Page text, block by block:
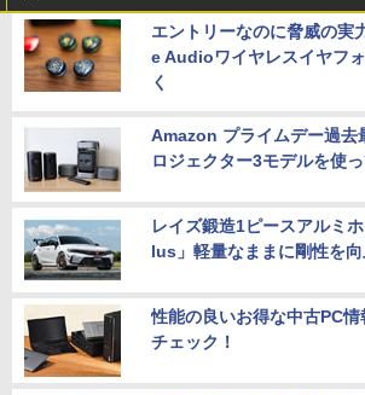
エントリーなのに脅威の
e Audioワイヤレスイヤフ
く
Amazon プライムデー過
ロジェクター3モデルを使
レイズ鍛造1ピースアルミ
lus」軽量なままに剛性を向
性能の良いお得な中古PC
チェック！